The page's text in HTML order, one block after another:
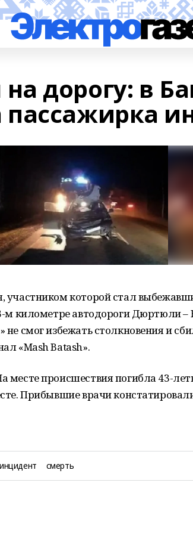
дорогу: в
пассажирка
которой стал
м километре автодороги Дюртюли –
смог избежать столкновения и
«Mash Batash».
месте происшествия погибла 43-
Прибывшие врачи
инцидент смерть